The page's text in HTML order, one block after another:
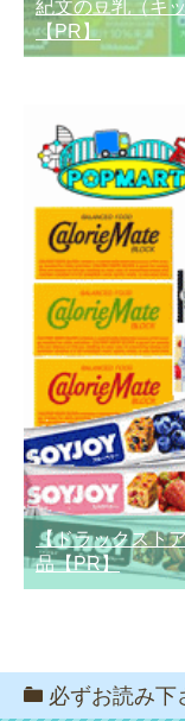
紀文の豆乳（キ
【PR】
【ドラックスト
品【PR】
必ずお読み下